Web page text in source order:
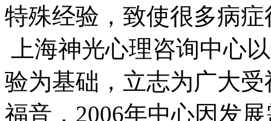
特殊经验，致使很多病
上海神光心理咨询中心
验为基础，立志为广大
福音，2006年中心因发